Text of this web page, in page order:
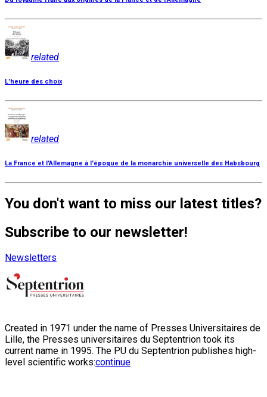
related
L'heure des choix
related
La France et l'Allemagne à l'époque de la monarchie universelle des Habsbourg
You don't want to miss our latest titles?
Subscribe to our newsletter!
Newsletters
Created in 1971 under the name of Presses Universitaires de
Lille, the Presses universitaires du Septentrion took its
current name in 1995. The PU du Septentrion publishes high-
level scientific works:continue